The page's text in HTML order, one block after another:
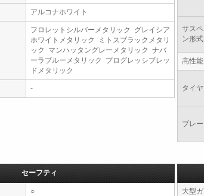
アルコナホワイト
フロレットシルバーメタリック グレイシア
ホワイトメタリック ミトスブラックメタリ
ック マンハッタングレーメタリック ナバ
ーラブルーメタリック プログレッシブレッ
ドメタリック
-
サス
ン形式
高性
タイ
ブレ
セーフティ
○ 大型